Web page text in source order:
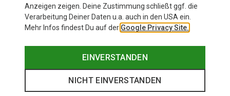
Anzeigen zeigen. Deine Zustimmung schließt ggf. die
Verarbeitung Deiner Daten u.a. auch in den USA ein.
Mehr Infos findest Du auf der Google Privacy Site.
EINVERSTANDEN
NICHT EINVERSTANDEN